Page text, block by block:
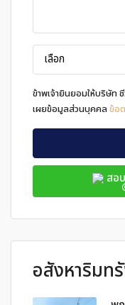
เลือก
ข้าพเจ้ายินยอมให้บริษัท
เผยข้อมูลส่วนบุคคล ข้อ
สอ
อสังหาริมท